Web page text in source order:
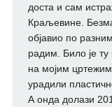
доста и сам
Краљевине.
објавио по
радим. Било је
на мојим
урадили
А онда долази